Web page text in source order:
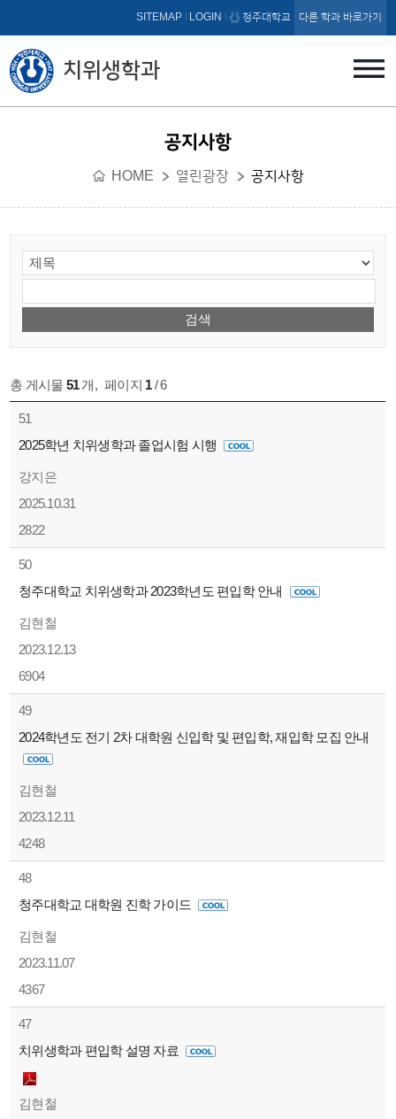
본문 바로가기
치위생학과
SITEMAP LOGIN 청주대학교 다른 학과 바로가기
공지사항
HOME 열린광장 공지사항
총 게시물 51개, 페이지 1/ 6
51
2025학년 치위생학과 졸업시험 시행
강지은
2025.10.31
2822
50
청주대학교 치위생학과 2023학년도 편입학 안내
김현철
2023.12.13
6904
49
2024학년도 전기 2차 대학원 신입학 및 편입학, 재입학 모집 안내
김현철
2023.12.11
4248
48
청주대학교 대학원 진학 가이드
김현철
2023.11.07
4367
47
치위생학과 편입학 설명 자료
김현철